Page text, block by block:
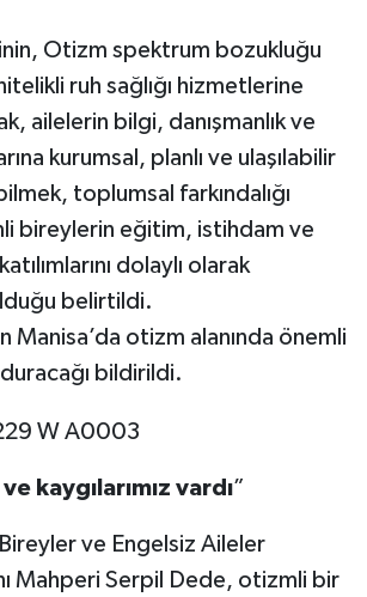
Otizm spektrum bozukluğu
ruh sağlığı hizmetlerine
ailelerin bilgi, danışmanlık ve
kurumsal, planlı ve ulaşılabilir
toplumsal farkındalığı
bireylerin eğitim, istihdam ve
dolaylı olarak
belirtildi.
Manisa’da otizm alanında önemli
bildirildi.
ve kaygılarımız vardı”
ve Engelsiz Aileler
Mahperi Serpil Dede, otizmli bir